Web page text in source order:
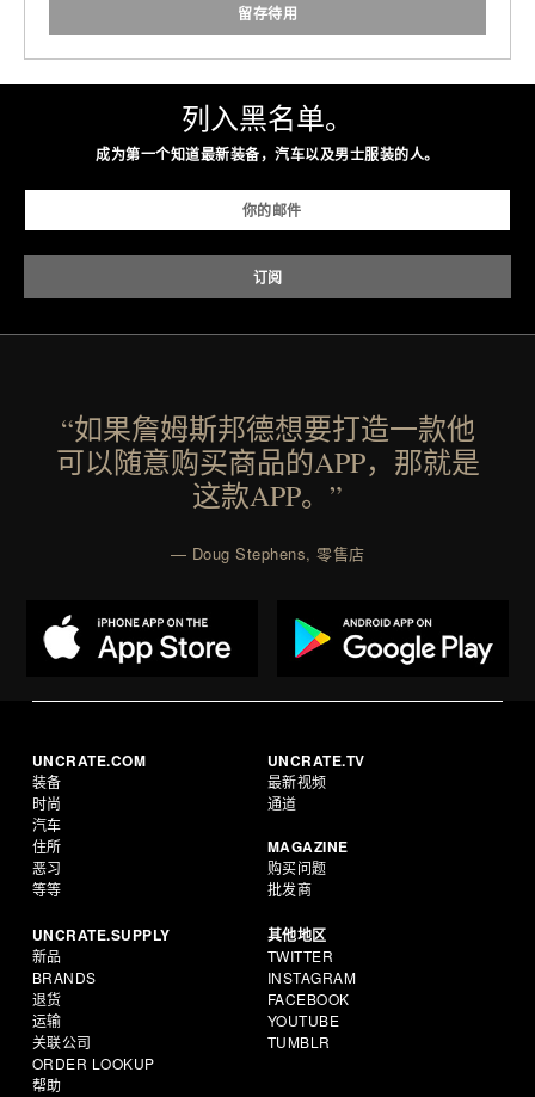
留存待用
列入黑名单。
成为第一个知道最新装备，汽车以及男士服装的人。
“如果詹姆斯邦德想要打造一款他
可以随意购买商品的APP，那就是
这款APP。”
— Doug Stephens, 零售店
UNCRATE.COM
装备
时尚
汽车
住所
恶习
等等
UNCRATE.TV
最新视频
通道
MAGAZINE
购买问题
批发商
UNCRATE.SUPPLY
新品
BRANDS
退货
运输
关联公司
ORDER LOOKUP
帮助
其他地区
TWITTER
INSTAGRAM
FACEBOOK
YOUTUBE
TUMBLR